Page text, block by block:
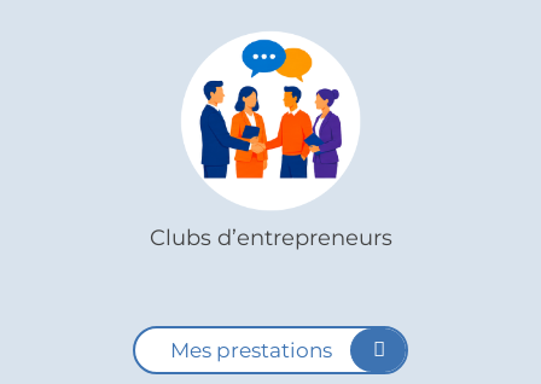
Clubs d’entrepreneurs
Mes prestations